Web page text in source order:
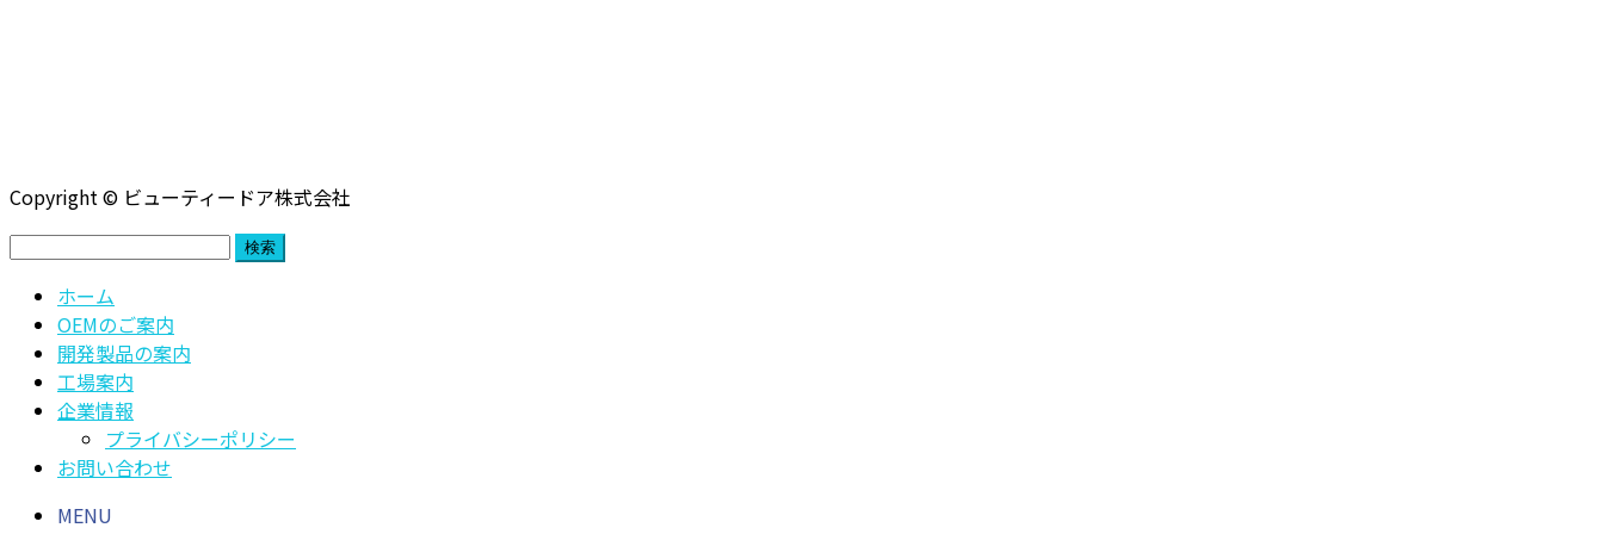
Copyright © ビューティードア株式会社
検
ホーム
OEMのご案内
開発製品の案内
工場案内
企業情報
プライバシーポリシー
お問い合わせ
MENU